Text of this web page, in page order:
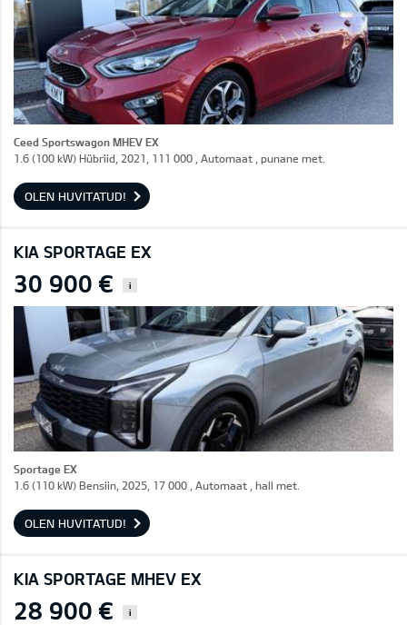
Ceed Sportswagon MHEV EX
1.6 (100 kW) Hübriid, 2021, 111 000 , Automaat , punane met.
OLEN HUVITATUD!
KIA SPORTAGE EX
30 900 € i
Sportage EX
1.6 (110 kW) Bensiin, 2025, 17 000 , Automaat , hall met.
OLEN HUVITATUD!
KIA SPORTAGE MHEV EX
28 900 € i